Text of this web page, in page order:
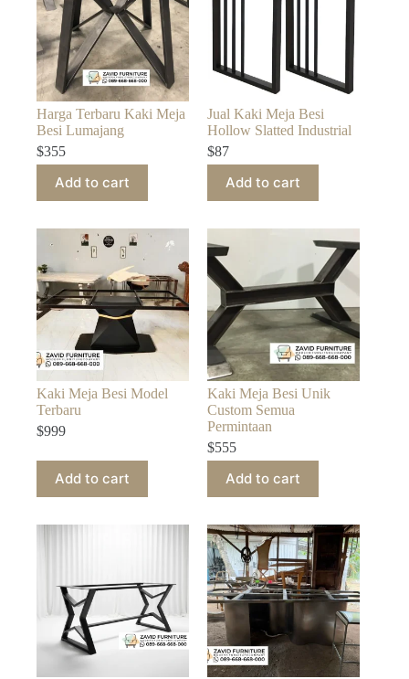
Harga Terbaru Kaki Meja
Besi Lumajang
$355
Add to cart
Jual Kaki Meja Besi
Hollow Slatted Industrial
$87
Add to cart
Kaki Meja Besi Model
Terbaru
$999
Add to cart
Kaki Meja Besi Unik
Custom Semua
Permintaan
$555
Add to cart